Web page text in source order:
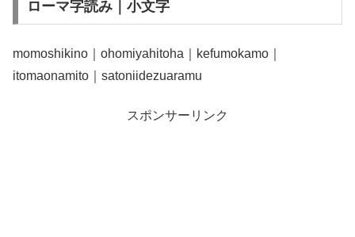
ローマ字読み｜小文字
momoshikino｜ohomiyahitoha｜kefumokamo｜
itomaonamito｜satoniidezuaramu
スポンサーリンク